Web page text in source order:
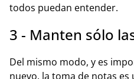
todos puedan entender.
3 - Manten sólo
Del mismo modo, y es
nuevo, la toma de notas es